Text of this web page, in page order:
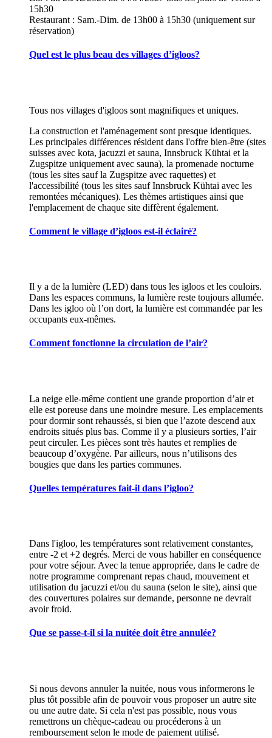
15h30
Restaurant : Sam.-Dim. de 13h00 à 15h30 (uniquement sur
réservation)
Quel est le plus beau des villages d’igloos?
Tous nos villages d'igloos sont magnifiques et uniques.
La construction et l'aménagement sont presque identiques.
Les principales différences résident dans l'offre bien-être (sites
suisses avec kota, jacuzzi et sauna, Innsbruck Kühtai et la
Zugspitze uniquement avec sauna), la promenade nocturne
(tous les sites sauf la Zugspitze avec raquettes) et
l'accessibilité (tous les sites sauf Innsbruck Kühtai avec les
remontées mécaniques). Les thèmes artistiques ainsi que
l'emplacement de chaque site diffèrent également.
Comment le village d’igloos est-il éclairé?
Il y a de la lumière (LED) dans tous les igloos et les couloirs.
Dans les espaces communs, la lumière reste toujours allumée.
Dans les igloo où l’on dort, la lumière est commandée par les
occupants eux-mêmes.
Comment fonctionne la circulation de l’air?
La neige elle-même contient une grande proportion d’air et
elle est poreuse dans une moindre mesure. Les emplacements
pour dormir sont rehaussés, si bien que l’azote descend aux
endroits situés plus bas. Comme il y a plusieurs sorties, l’air
peut circuler. Les pièces sont très hautes et remplies de
beaucoup d’oxygène. Par ailleurs, nous n’utilisons des
bougies que dans les parties communes.
Quelles températures fait-il dans l’igloo?
Dans l'igloo, les températures sont relativement constantes,
entre -2 et +2 degrés. Merci de vous habiller en conséquence
pour votre séjour. Avec la tenue appropriée, dans le cadre de
notre programme comprenant repas chaud, mouvement et
utilisation du jacuzzi et/ou du sauna (selon le site), ainsi que
des couvertures polaires sur demande, personne ne devrait
avoir froid.
Que se passe-t-il si la nuitée doit être annulée?
Si nous devons annuler la nuitée, nous vous informerons le
plus tôt possible afin de pouvoir vous proposer un autre site
ou une autre date. Si cela n'est pas possible, nous vous
remettrons un chèque-cadeau ou procéderons à un
remboursement selon le mode de paiement utilisé.